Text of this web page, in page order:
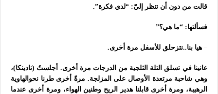
قالت من دون أن تنظر إليّ: “لدي فكرة”.
فسألتها: “ما هي؟”
– هيا بنا..نتزحلق للأسفل مرة أخرى.
عانينا في تسلق التلة الثلجية من الدرجات مرة أخرى. أجلستُ (نادينكا)،
وهي شاحبة مرتعدة الأوصال على المزلجة. مرةً أخرى طرنا نحوالهاوية
الرهيبة، ومرة أخرى قابلنا هدير الريح وطنين الهواء، ومرة أخرى عندما